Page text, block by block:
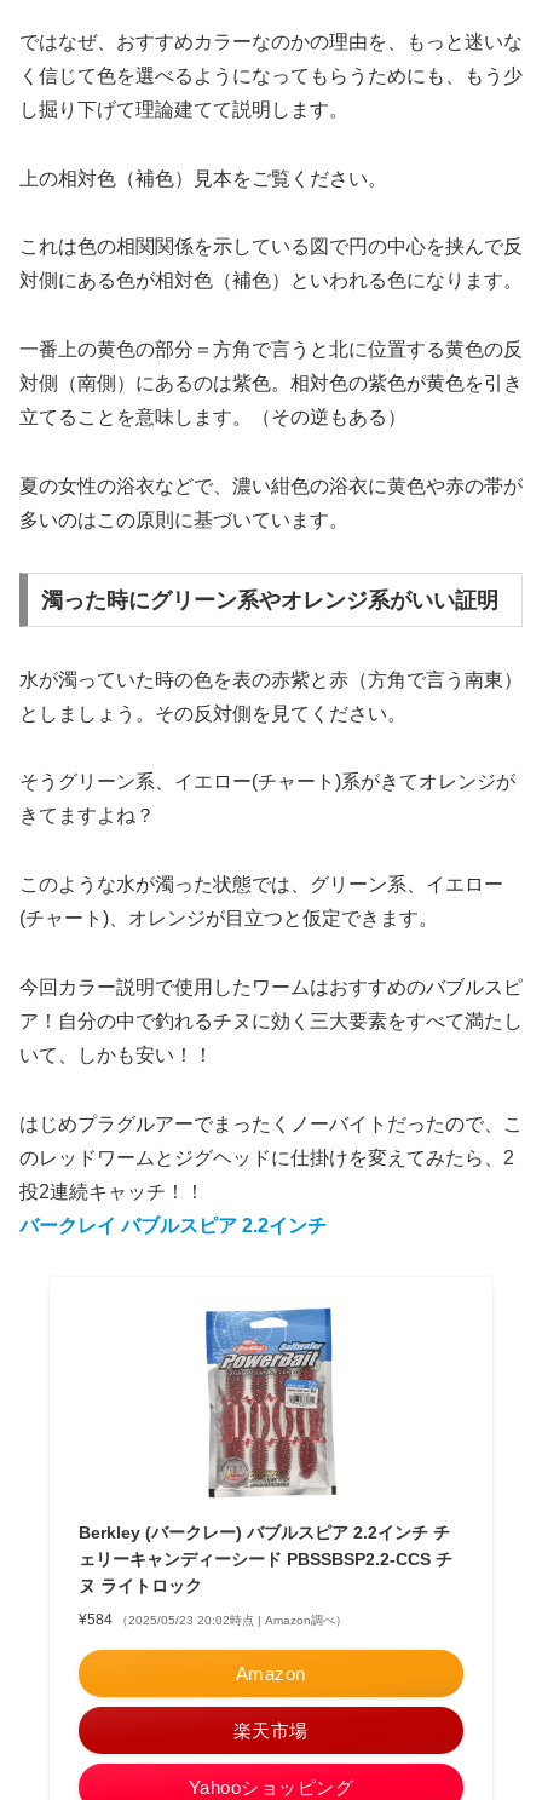
ではなぜ、おすすめカラーなのかの理由を、もっと迷いな
く信じて色を選べるようになってもらうためにも、もう少
し掘り下げて理論建てて説明します。
上の相対色（補色）見本をご覧ください。
これは色の相関関係を示している図で円の中心を挟んで反
対側にある色が相対色（補色）といわれる色になります。
一番上の黄色の部分＝方角で言うと北に位置する黄色の反
対側（南側）にあるのは紫色。相対色の紫色が黄色を引き
立てることを意味します。（その逆もある）
夏の女性の浴衣などで、濃い紺色の浴衣に黄色や赤の帯が
多いのはこの原則に基づいています。
濁った時にグリーン系やオレンジ系がいい証明
水が濁っていた時の色を表の赤紫と赤（方角で言う南東）
としましょう。その反対側を見てください。
そうグリーン系、イエロー(チャート)系がきてオレンジが
きてますよね？
このような水が濁った状態では、グリーン系、イエロー
(チャート)、オレンジが目立つと仮定できます。
今回カラー説明で使用したワームはおすすめのバブルスピ
ア！自分の中で釣れるチヌに効く三大要素をすべて満たし
いて、しかも安い！！
はじめプラグルアーでまったくノーバイトだったので、こ
のレッドワームとジグヘッドに仕掛けを変えてみたら、2
投2連続キャッチ！！
バークレイ バブルスピア 2.2インチ
Berkley (バークレー) バブルスピア 2.2インチ チ
ェリーキャンディーシード PBSSBSP2.2-CCS チ
ヌ ライトロック
¥584 （2025/05/23 20:02時点 | Amazon調べ）
Amazon
楽天市場
Yahooショッピング